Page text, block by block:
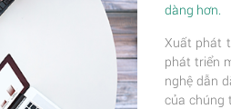
dàng hơn.
Xuất phát
phát triển
nghệ dẫn
của chúng